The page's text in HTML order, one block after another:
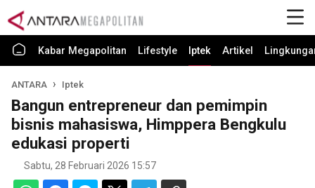
Kabar Megapolitan Lifestyle Iptek Artikel
ANTARA Iptek
Bangun entrepreneur dan pemimpin
bisnis mahasiswa, Himppera Bengkulu
edukasi properti
Sabtu, 28 Februari 2026 15:57